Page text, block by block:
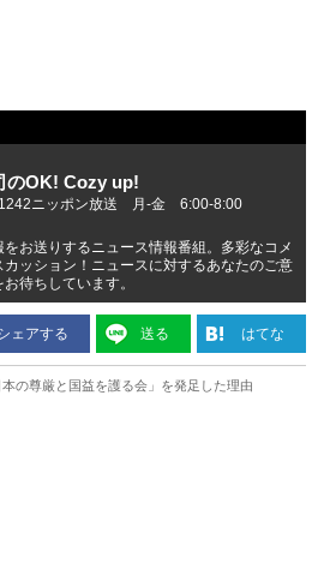
のOK! Cozy up!
ニッポン放送 月-金 6:00-8:00
お送りするニュース情報番組。多彩なコメ
ッション！ニュースに対するあなたのご意
待ちしています。
ェアする 送る はてな
の尊厳と国益を護る会」を発足した理由